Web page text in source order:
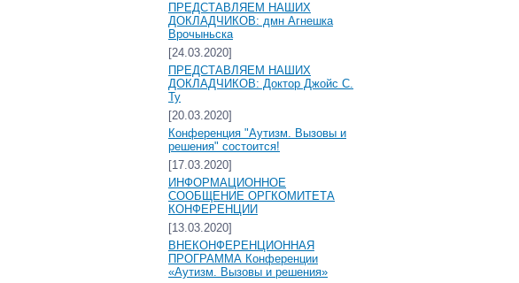
ПРЕДСТАВЛЯЕМ НАШИХ
ДОКЛАДЧИКОВ: дмн Агнешка
Врочыньска
[24.03.2020]
ПРЕДСТАВЛЯЕМ НАШИХ
ДОКЛАДЧИКОВ: Доктор Джойс С.
Ту
[20.03.2020]
Конференция "Аутизм. Вызовы и
решения" состоится!
[17.03.2020]
ИНФОРМАЦИОННОЕ
СООБЩЕНИЕ ОРГКОМИТЕТА
КОНФЕРЕНЦИИ
[13.03.2020]
ВНЕКОНФЕРЕНЦИОННАЯ
ПРОГРАММА Конференции
«Аутизм. Вызовы и решения»